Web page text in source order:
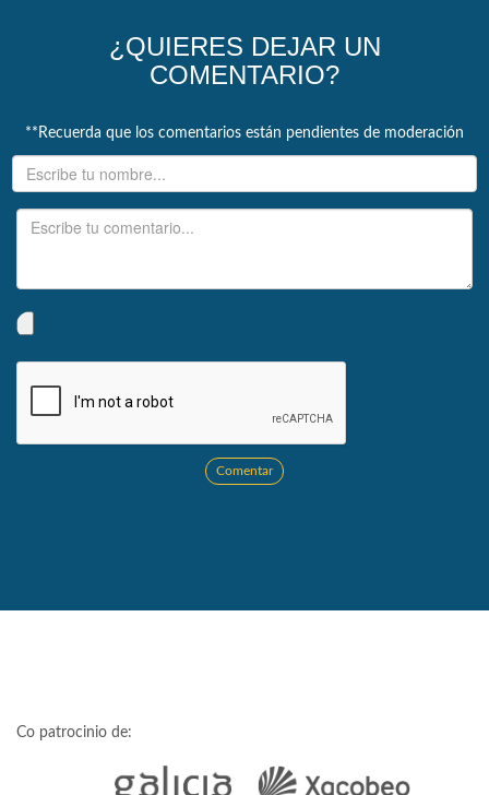
¿QUIERES DEJAR UN
COMENTARIO?
**Recuerda que los comentarios están pendientes de moderación
Comentar
Co patrocinio de: